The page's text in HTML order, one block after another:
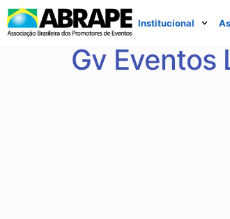
Institucional
Gv Eventos